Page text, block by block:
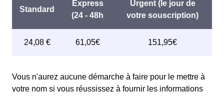
Vous n'aurez aucune démarche à faire pour le mettre à
votre nom si vous réussissez à fournir les informations